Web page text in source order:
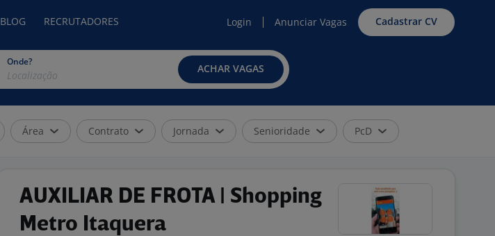
BLOG RECRUTADORES Login Anunciar Vagas Cadastrar CV
Onde?
ACHAR VAGAS
Área Contrato Jornada Senioridade PcD
AUXILIAR DE FROTA | Shopping
Metro Itaquera